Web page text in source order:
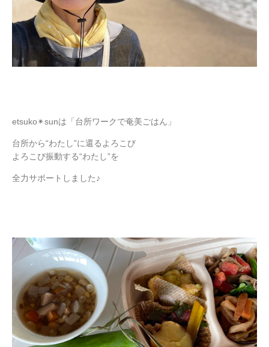
etsuko✴︎sunは「台所ワークで奄美ごはん」
台所から“わたし”に還るよろこび
よろこび振動する“わたし”を
全力サポートしました♪